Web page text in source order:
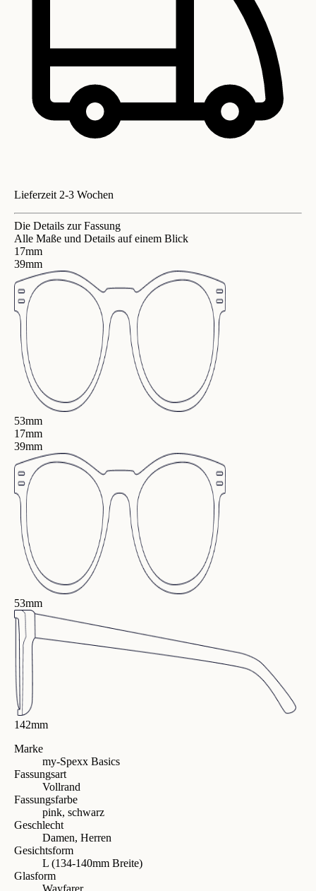
Lieferzeit 2-3 Wochen
Die Details zur Fassung
Alle Maße und Details auf einem Blick
17mm
39mm
53mm
17mm
39mm
53mm
142mm
Marke
my-Spexx Basics
Fassungsart
Vollrand
Fassungsfarbe
pink, schwarz
Geschlecht
Damen, Herren
Gesichtsform
L (134-140mm Breite)
Glasform
Wayfarer